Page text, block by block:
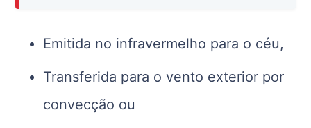
Emitida no infravermelho para o céu,
Transferida para o vento exterior por
convecção ou